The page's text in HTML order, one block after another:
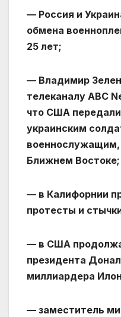
— Россия и
обмена
25 лет;
— Владимир
телеканалу ABC
что США
украинским
Ближнем Востоке;
— в Калифорнии
протесты и
— в США
президента
миллиардера
— заместитель